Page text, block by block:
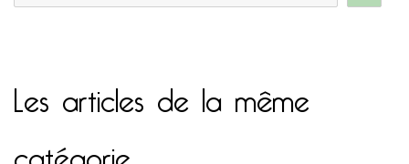
Les articles de la même